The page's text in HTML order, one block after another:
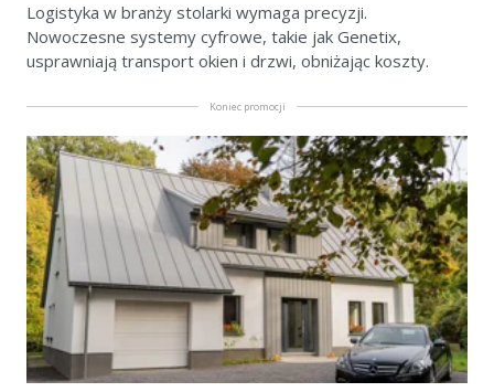
Logistyka w branży stolarki wymaga precyzji.
Nowoczesne systemy cyfrowe, takie jak Genetix,
usprawniają transport okien i drzwi, obniżając koszty.
Koniec promocji